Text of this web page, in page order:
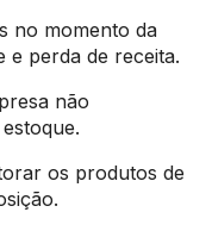
no momento da
e perda de receita.
não
os produtos de